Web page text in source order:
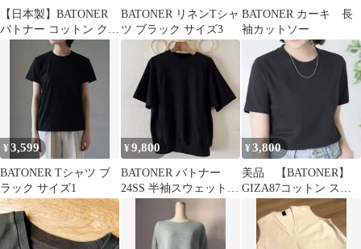
【日本製】BATONER
バトナー コットン クル
ーネック Tシャツ ホワ
BATONER リネンTシャ
ツ ブラック サイズ3
BATONER カーキ 長
袖カットソー
¥3,599
BATONER Tシャツ ブ
ラック サイズ1
¥9,800
BATONER バトナー
24SS 半袖スウェット
サイズ2 ブラック 日
¥3,800
美品 【BATONER】
GIZA87コットン スー
ベニアTシャツ